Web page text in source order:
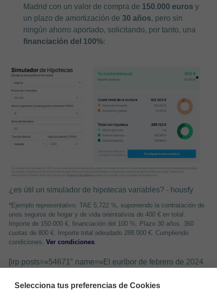
Madrid con un valor de compra de 150.000 euros y
un plazo de amortización de 30 años, pero sin
ningún ahorro aportado, solicitando, por tanto, una
financiación del 100%:
¿es útil un simulador de hipotecas variables? - housfy
*Ejemplo representativo. TAE 5,722 %, suponiendo la contratación de
unos seguros de hogar y de vida orientativos de 400 € en total.
Importe de 150.000 €, financiación del 100 %. Plazo 30 años. 360
cuotas de 800 €. Importe total adeudado 288.000 €. Cumpliendo
condiciones. Ver condiciones.
[irp posts=»54671″ name=»El euríbor de febrero de 2024
Selecciona tus preferencias de Cookies